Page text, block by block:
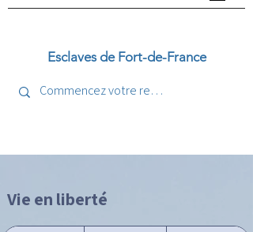
Esclaves de Fort-de-France
Vie en liberté